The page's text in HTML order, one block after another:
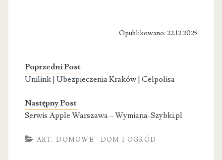
Opublikowano: 22.12.2025
Poprzedni Post
Unilink | Ubezpieczenia Kraków | Celpolisa
Następny Post
Serwis Apple Warszawa – Wymiana-Szybki.pl
ART. DOMOWE DOM I OGRÓD